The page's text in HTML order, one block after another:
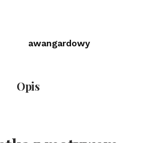
awangardowy
Opis